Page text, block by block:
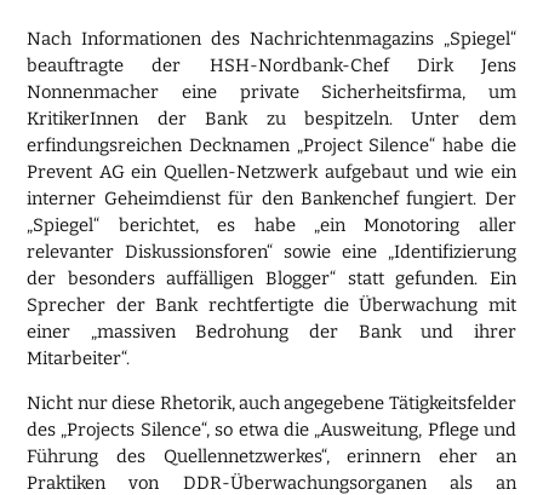
Nach Informationen des Nachrichtenmagazins „Spiegel“
beauftragte der HSH-Nordbank-Chef Dirk Jens
Nonnenmacher eine private Sicherheitsfirma, um
KritikerInnen der Bank zu bespitzeln. Unter dem
erfindungsreichen Decknamen „Project Silence“ habe die
Prevent AG ein Quellen-Netzwerk aufgebaut und wie ein
interner Geheimdienst für den Bankenchef fungiert. Der
„Spiegel“ berichtet, es habe „ein Monotoring aller
relevanter Diskussionsforen“ sowie eine „Identifizierung
der besonders auffälligen Blogger“ statt gefunden. Ein
Sprecher der Bank rechtfertigte die Überwachung mit
einer „massiven Bedrohung der Bank und ihrer
Mitarbeiter“.
Nicht nur diese Rhetorik, auch angegebene Tätigkeitsfelder
des „Projects Silence“, so etwa die „Ausweitung, Pflege und
Führung des Quellennetzwerkes“, erinnern eher an
Praktiken von DDR-Überwachungsorganen als an